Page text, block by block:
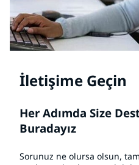
İletişime Geçin
Her Adımda Size
Buradayız
Sorunuz ne olursa olsun,